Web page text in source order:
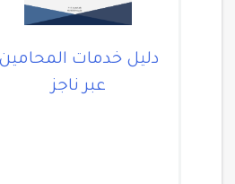
دليل خدمات المحامين
عبر ناجز